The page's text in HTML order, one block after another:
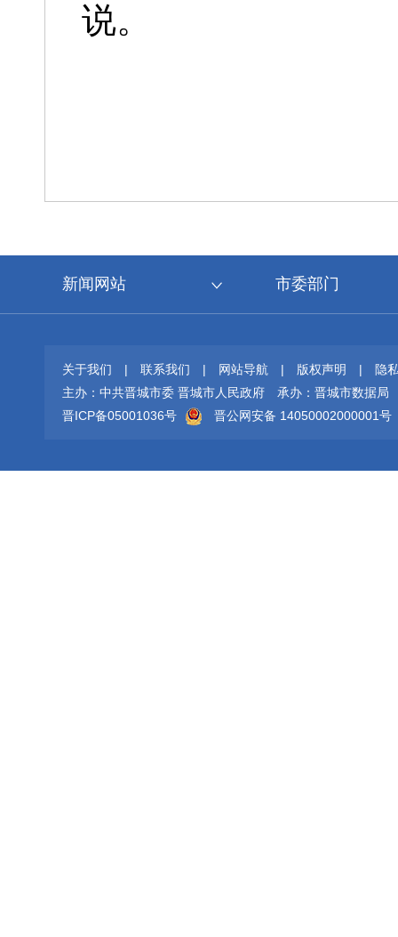
说。
新闻网站 市委部门
关于我们 | 联系我们 | 网站导航 | 版权声明 |
隐
主办：中共晋城市委 晋城市人民政府
承办：晋城市数据局
晋ICP备05001036号
晋公网安备 14050002000001号